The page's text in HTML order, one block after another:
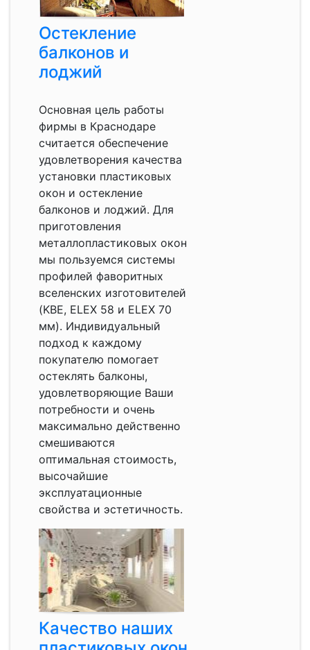
Остекление
балконов и
лоджий
Основная цель работы
фирмы в Краснодаре
считается обеспечение
удовлетворения качества
установки пластиковых
окон и остекление
балконов и лоджий. Для
приготовления
металлопластиковых окон
мы пользуемся системы
профилей фаворитных
вселенских изготовителей
(KBE, ELEX 58 и ELEX 70
мм). Индивидуальный
подход к каждому
покупателю помогает
остеклять балконы,
удовлетворяющие Ваши
потребности и очень
максимально действенно
смешиваются
оптимальная стоимость,
высочайшие
эксплуатационные
свойства и эстетичность.
Качество наших